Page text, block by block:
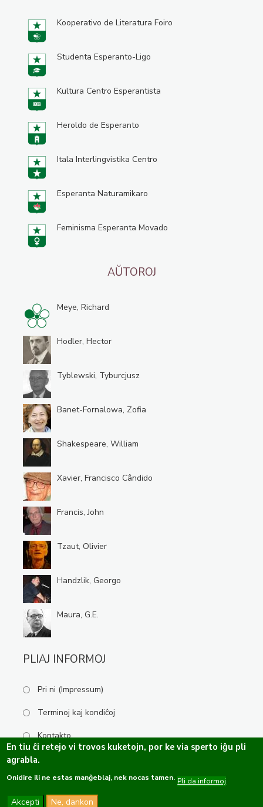
Kooperativo de Literatura Foiro
Studenta Esperanto-Ligo
Kultura Centro Esperantista
Heroldo de Esperanto
Itala Interlingvistika Centro
Esperanta Naturamikaro
Feminisma Esperanta Movado
AŬTOROJ
Meye, Richard
Hodler, Hector
Tyblewski, Tyburcjusz
Banet-Fornalowa, Zofia
Shakespeare, William
Xavier, Francisco Cândido
Francis, John
Tzaut, Olivier
Handzlik, Georgo
Maura, G.E.
PLIAJ INFORMOJ
Pri ni (Impressum)
Terminoj kaj kondiĉoj
Kontakto
Kopirajto ©2019-2026 Esperanta Kulturservo · Ĉiuj rajtoj rezervitaj.
Dizajno deOPTASY
En tiu ĉi retejo vi trovos kuketojn, por ke via sperto iĝu pli
agrabla.
Onidire ili ne estas manĝeblaj, nek nocas tamen. Pli da informoj
Akcepti Ne, dankon